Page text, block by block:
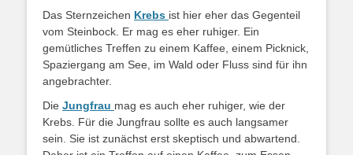
Das Sternzeichen Krebs ist hier eher das Gegenteil
vom Steinbock. Er mag es eher ruhiger. Ein
gemütliches Treffen zu einem Kaffee, einem Picknick,
Spaziergang am See, im Wald oder Fluss sind für ihn
angebrachter.
Die Jungfrau mag es auch eher ruhiger, wie der
Krebs. Für die Jungfrau sollte es auch langsamer
sein. Sie ist zunächst erst skeptisch und abwartend.